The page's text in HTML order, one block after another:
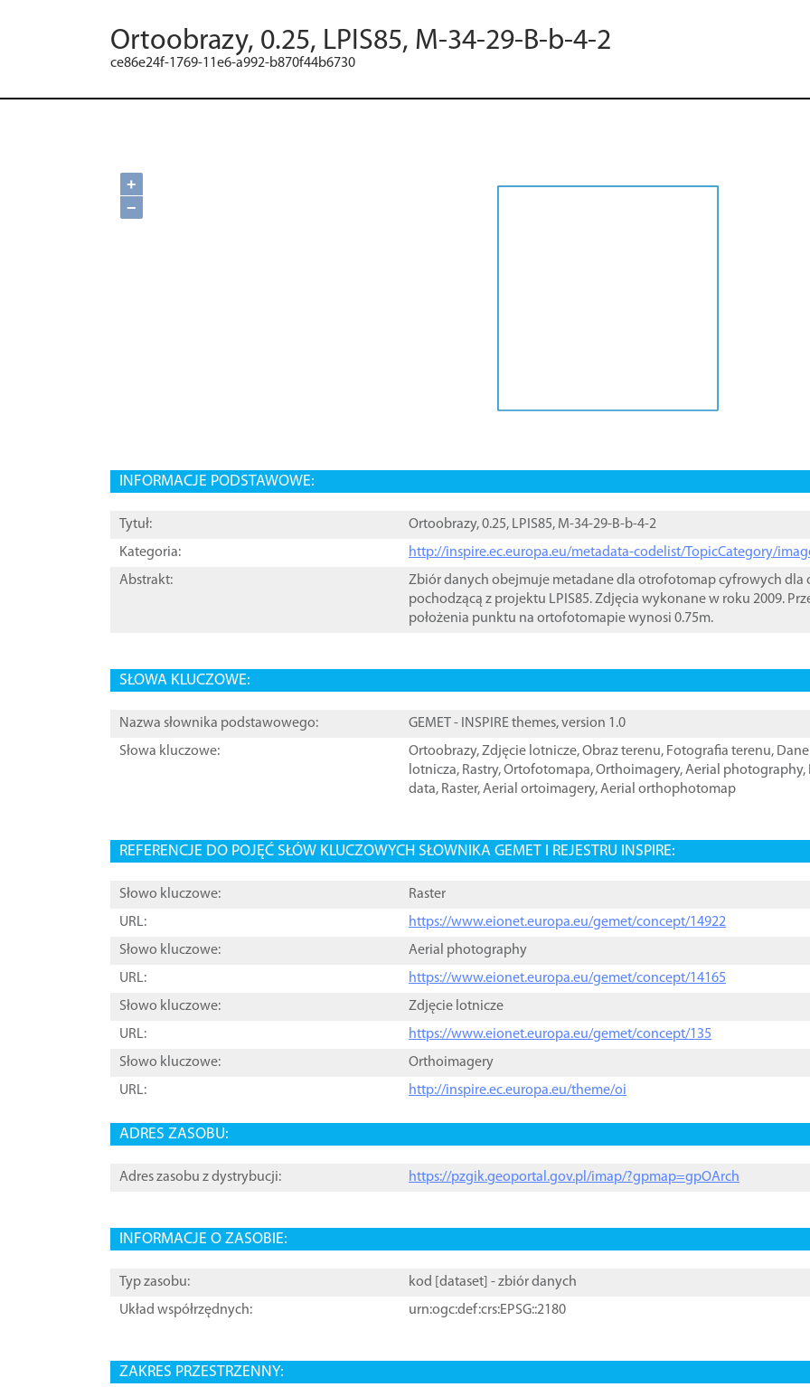
Ortoobrazy, 0.25, LPIS85, M-34-29-B-b-4-2
ce86e24f-1769-11e6-a992-b870f44b6730
+
−
INFORMACJE PODSTAWOWE:
Tytuł:
Ortoobrazy, 0.25, LPIS85, M-34-29-B-b-4-2
Kategoria:
http://inspire.ec.europa.eu/metadata-codelist/TopicCategory/
Abstrakt:
Zbiór danych obejmuje metadane dla otrofotomap cyfrowych dla
pochodzącą z projektu LPIS85. Zdjęcia wykonane w roku 2009.
położenia punktu na ortofotomapie wynosi 0.75m.
SŁOWA KLUCZOWE:
Nazwa słownika podstawowego:
GEMET - INSPIRE themes, version 1.0
Słowa kluczowe:
Ortoobrazy,Zdjęcie lotnicze,Obraz terenu, Fotografia terenu,
lotnicza, Rastry,Ortofotomapa,Orthoimagery,Aerial photography,
data, Raster,Aerial ortoimagery,Aerial orthophotomap
REFERENCJE DO POJĘĆ SŁÓW KLUCZOWYCH SŁOWNIKA GEMET I REJESTRU INSPIRE:
Słowo kluczowe:
Raster
URL:
https://www.eionet.europa.eu/gemet/concept/14922
Słowo kluczowe:
Aerial photography
URL:
https://www.eionet.europa.eu/gemet/concept/14165
Słowo kluczowe:
Zdjęcie lotnicze
URL:
https://www.eionet.europa.eu/gemet/concept/135
Słowo kluczowe:
Orthoimagery
URL:
http://inspire.ec.europa.eu/theme/oi
ADRES ZASOBU:
Adres zasobu z dystrybucji: https://pzgik.geoportal.gov.pl/imap/?gpmap=gpOArch
INFORMACJE O ZASOBIE:
Typ zasobu: kod [ dataset ] - zbiór danych
Układ współrzędnych:
urn:ogc:def:crs:EPSG::2180
ZAKRES PRZESTRZENNY: